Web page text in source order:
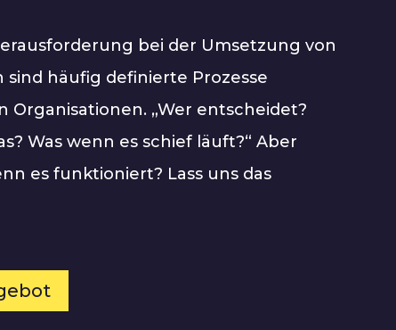
bei der Umsetzung von
sind häufig definierte Prozesse
Organisationen. „Wer entscheidet?
Was wenn es schief läuft?“ Aber
es funktioniert? Lass uns das